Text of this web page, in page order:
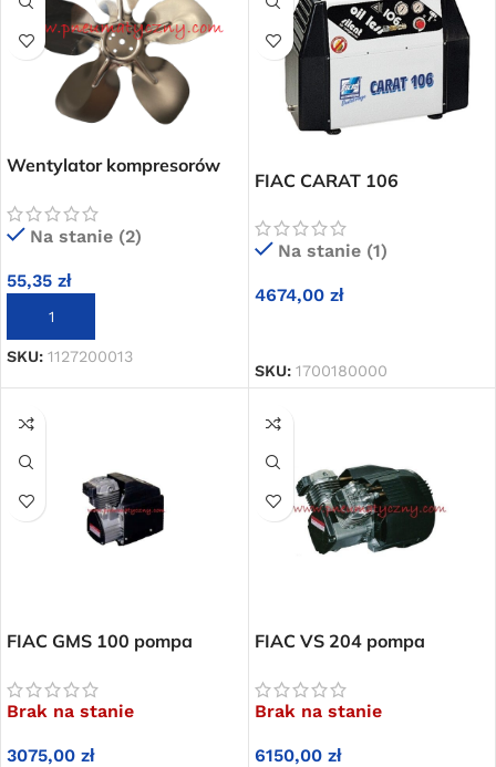
Wentylator kompresorów
1127200013
Na stanie (2)
55,35 zł
DODAJ DO KOSZYKA
SKU: 1127200013
FIAC CARAT 106
stomatologiczny
Na stanie (1)
4674,00 zł
SKU: 1700180000
FIAC GMS 100 pompa
silnikiem
Brak na stanie
3075,00 zł
FIAC VS 204 pompa
silnikiem
Brak na stanie
6150,00 zł